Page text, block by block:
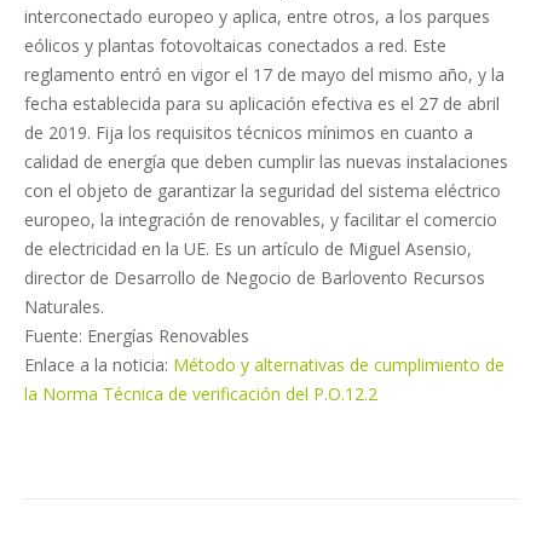
interconectado europeo y aplica, entre otros, a los parques
eólicos y plantas fotovoltaicas conectados a red. Este
reglamento entró en vigor el 17 de mayo del mismo año, y la
fecha establecida para su aplicación efectiva es el 27 de abril
de 2019. Fija los requisitos técnicos mínimos en cuanto a
calidad de energía que deben cumplir las nuevas instalaciones
con el objeto de garantizar la seguridad del sistema eléctrico
europeo, la integración de renovables, y facilitar el comercio
de electricidad en la UE. Es un artículo de Miguel Asensio,
director de Desarrollo de Negocio de Barlovento Recursos
Naturales.
Fuente: Energías Renovables
Enlace a la noticia: Método y alternativas de cumplimiento de
la Norma Técnica de verificación del P.O.12.2